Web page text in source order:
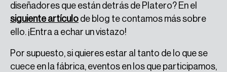
diseñadores que están detrás de Platero? En el
siguiente artículo de blog te contamos más sobre
ello. ¡Entra a echar un vistazo!
Por supuesto, si quieres estar al tanto de lo que se
cuece en la fábrica, eventos en los que participamos,